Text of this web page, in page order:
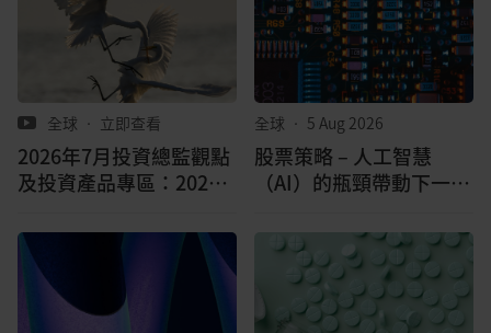
全球 • 立即查看
2026年7月投資總監觀點
及投資產品專區：2026
全球 • 5 Aug 2026
股票策略 – 人工智慧
（AI）的瓶頸帶動下一波